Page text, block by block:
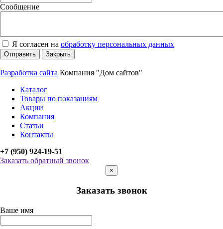
Сообщение
Я согласен на обработку персональных данных
Отправить Закрыть
Разработка сайта Компания "Дом сайтов"
Каталог
Товары по показаниям
Акции
Компания
Статьи
Контакты
+7 (950) 924-19-51
Заказать обратный звонок
×
Заказать звонок
Ваше имя